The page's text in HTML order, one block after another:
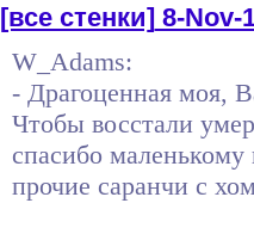
[все стенки]8-Nov-
W_Adams:
- Драгоценная моя,
Чтобы восстали
спасибо
прочие саранчи с